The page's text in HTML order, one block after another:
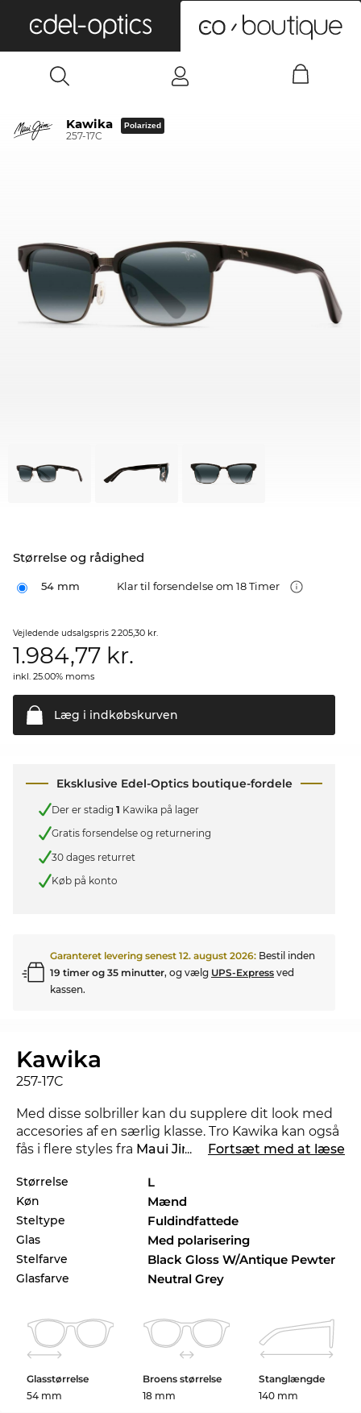
Kawika
257-17C
Polarized
Størrelse og rådighed
54 mm Klar til forsendelse om 18 Timer
Vejledende udsalgspris 2.205,30 kr.
1.984,77 kr.
inkl. 25.00% moms
Læg i indkøbskurven
Eksklusive Edel-Optics boutique-fordele
Der er stadig 1 Kawika på lager
Gratis forsendelse og returnering
30 dages returret
Køb på konto
Garanteret levering senest 12. august 2026: Bestil inden
19 timer og 35 minutter, og vælg UPS-Express ved
kassen.
Kawika
257-17C
Med disse solbriller kan du supplere dit look med
accesories af en særlig klasse. Tro Kawika kan også
fås i flere styles fra Maui Jim
kollektionerne 2016 og
Som med alle solbriller i vores butik, kan du stole
på den
UV400beskyttelse.4.2.2 Hvis
den Digitale Optiker er tilgængelig Hvad enten du
er undervejs i trafikken eller på pisterne afhænger
din egensikkerhed også ofte af dit udsyn. Gennem
de polariserede glas i denne model bliver
vand, glas eller sne opløst. Således bliver det
bedste udsyn sikret.
Brillerne er på lager. Hvis du bestiller nu kan vi
sende dine briller til dig med det samme. Stellet er
... Fortsæt med at læse
Størrelse L
Køn Mænd
Steltype Fuldindfattede
Glas Med polarisering
Stelfarve Black Gloss W/Antique Pewter
Glasfarve Neutral Grey
Glasstørrelse
54 mm
Broens størrelse
18 mm
Stanglængde
140 mm